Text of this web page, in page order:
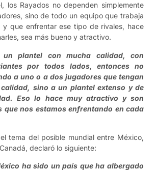
los Rayados no dependen simplemente
sino de todo un equipo que trabaja
y que enfrentar ese tipo de rivales, hace
sea más bueno y atractivo.
un plantel con mucha calidad, con
por todos lados, entonces no
a uno o a dos jugadores que tengan
sino a un plantel extenso y de
Eso lo hace muy atractivo y son
que nos estamos enfrentando en cada
tema del posible mundial entre México,
declaró lo siguiente:
ha sido un país que ha albergado